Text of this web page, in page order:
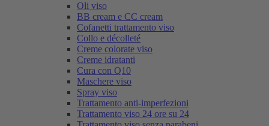
Oli viso
BB cream e CC cream
Cofanetti trattamento viso
Collo e décolleté
Creme colorate viso
Creme idratanti
Cura con Q10
Maschere viso
Spray viso
Trattamento anti-imperfezioni
Trattamento viso 24 ore su 24